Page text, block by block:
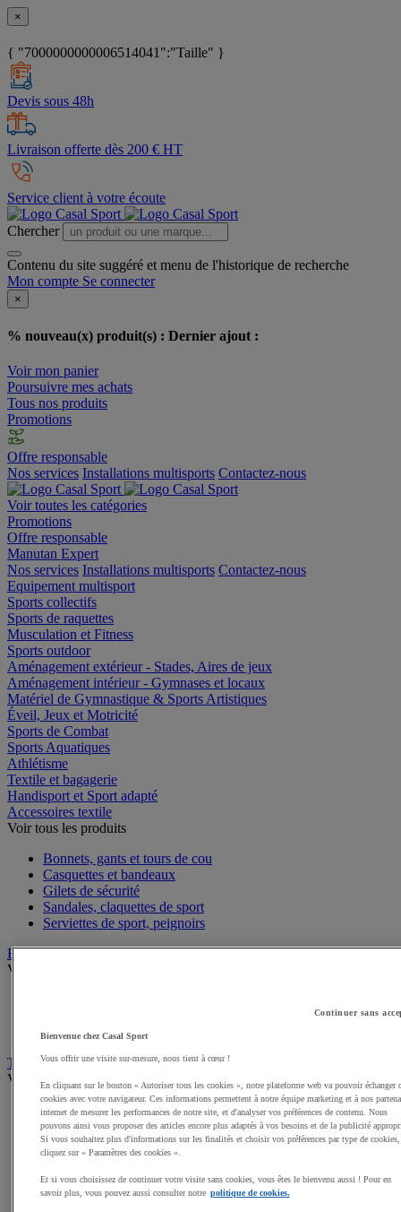
×
{ "7000000000006514041":"Taille" }
Devis sous 48h
Livraison offerte dès 200 € HT
Service client à votre écoute
Chercher
Contenu du site suggéré et menu de l'historique de recherche
Mon compte Se connecter
×
% nouveau(x) produit(s) : Dernier ajout :
Voir mon panier
Poursuivre mes achats
Tous nos produits
Promotions
Offre responsable
Nos services Installations multisports Contactez-nous
Voir toutes les catégories
Promotions
Offre responsable
Manutan Expert
Nos services Installations multisports Contactez-nous
Equipement multisport
Sports collectifs
Sports de raquettes
Musculation et Fitness
Sports outdoor
Aménagement extérieur - Stades, Aires de jeux
Aménagement intérieur - Gymnases et locaux
Matériel de Gymnastique & Sports Artistiques
Éveil, Jeux et Motricité
Sports de Combat
Sports Aquatiques
Athlétisme
Textile et bagagerie
Handisport et Sport adapté
Accessoires textile
Voir tous les produits
Bonnets, gants et tours de cou
Casquettes et bandeaux
Gilets de sécurité
Sandales, claquettes de sport
Serviettes de sport, peignoirs
Bagagerie
Voir tous les produits
Sacoches et porte-documents
Textile Multisport
Voir tous les produits
Shorts de sport
Sous-vêtements sport
Premieres couches, sous-maillots
Débardeurs de sport
Survêtements
Maillots de sport
Continuer sans
Bienvenue chez Casal Sport
Vous offrir une visite sur-mesure, nous tient à cœur !
En cliquant sur le bouton « Autoriser tous les cookies », notre plateforme web va pouvoir échanger
cookies avec votre navigateur. Ces informations permettent à notre équipe marketing et à nos
internet de mesurer les performances de notre site, et d'analyser vos préférences de contenu. Nous
pouvons ainsi vous proposer des articles encore plus adaptés à vos besoins et de la publicité
Si vous souhaitez plus d'informations sur les finalités et choisir vos préférences par type de cookies,
cliquez sur « Paramètres des cookies ».
Et si vous choisissez de continuer votre visite sans cookies, vous êtes le bienvenu aussi ! Pour en
savoir plus, vous pouvez aussi consulter notre politique de cookies.